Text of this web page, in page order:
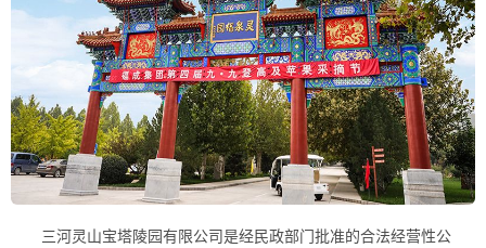
三河灵山宝塔陵园有限公司是经民政部门批准的合法经营性公